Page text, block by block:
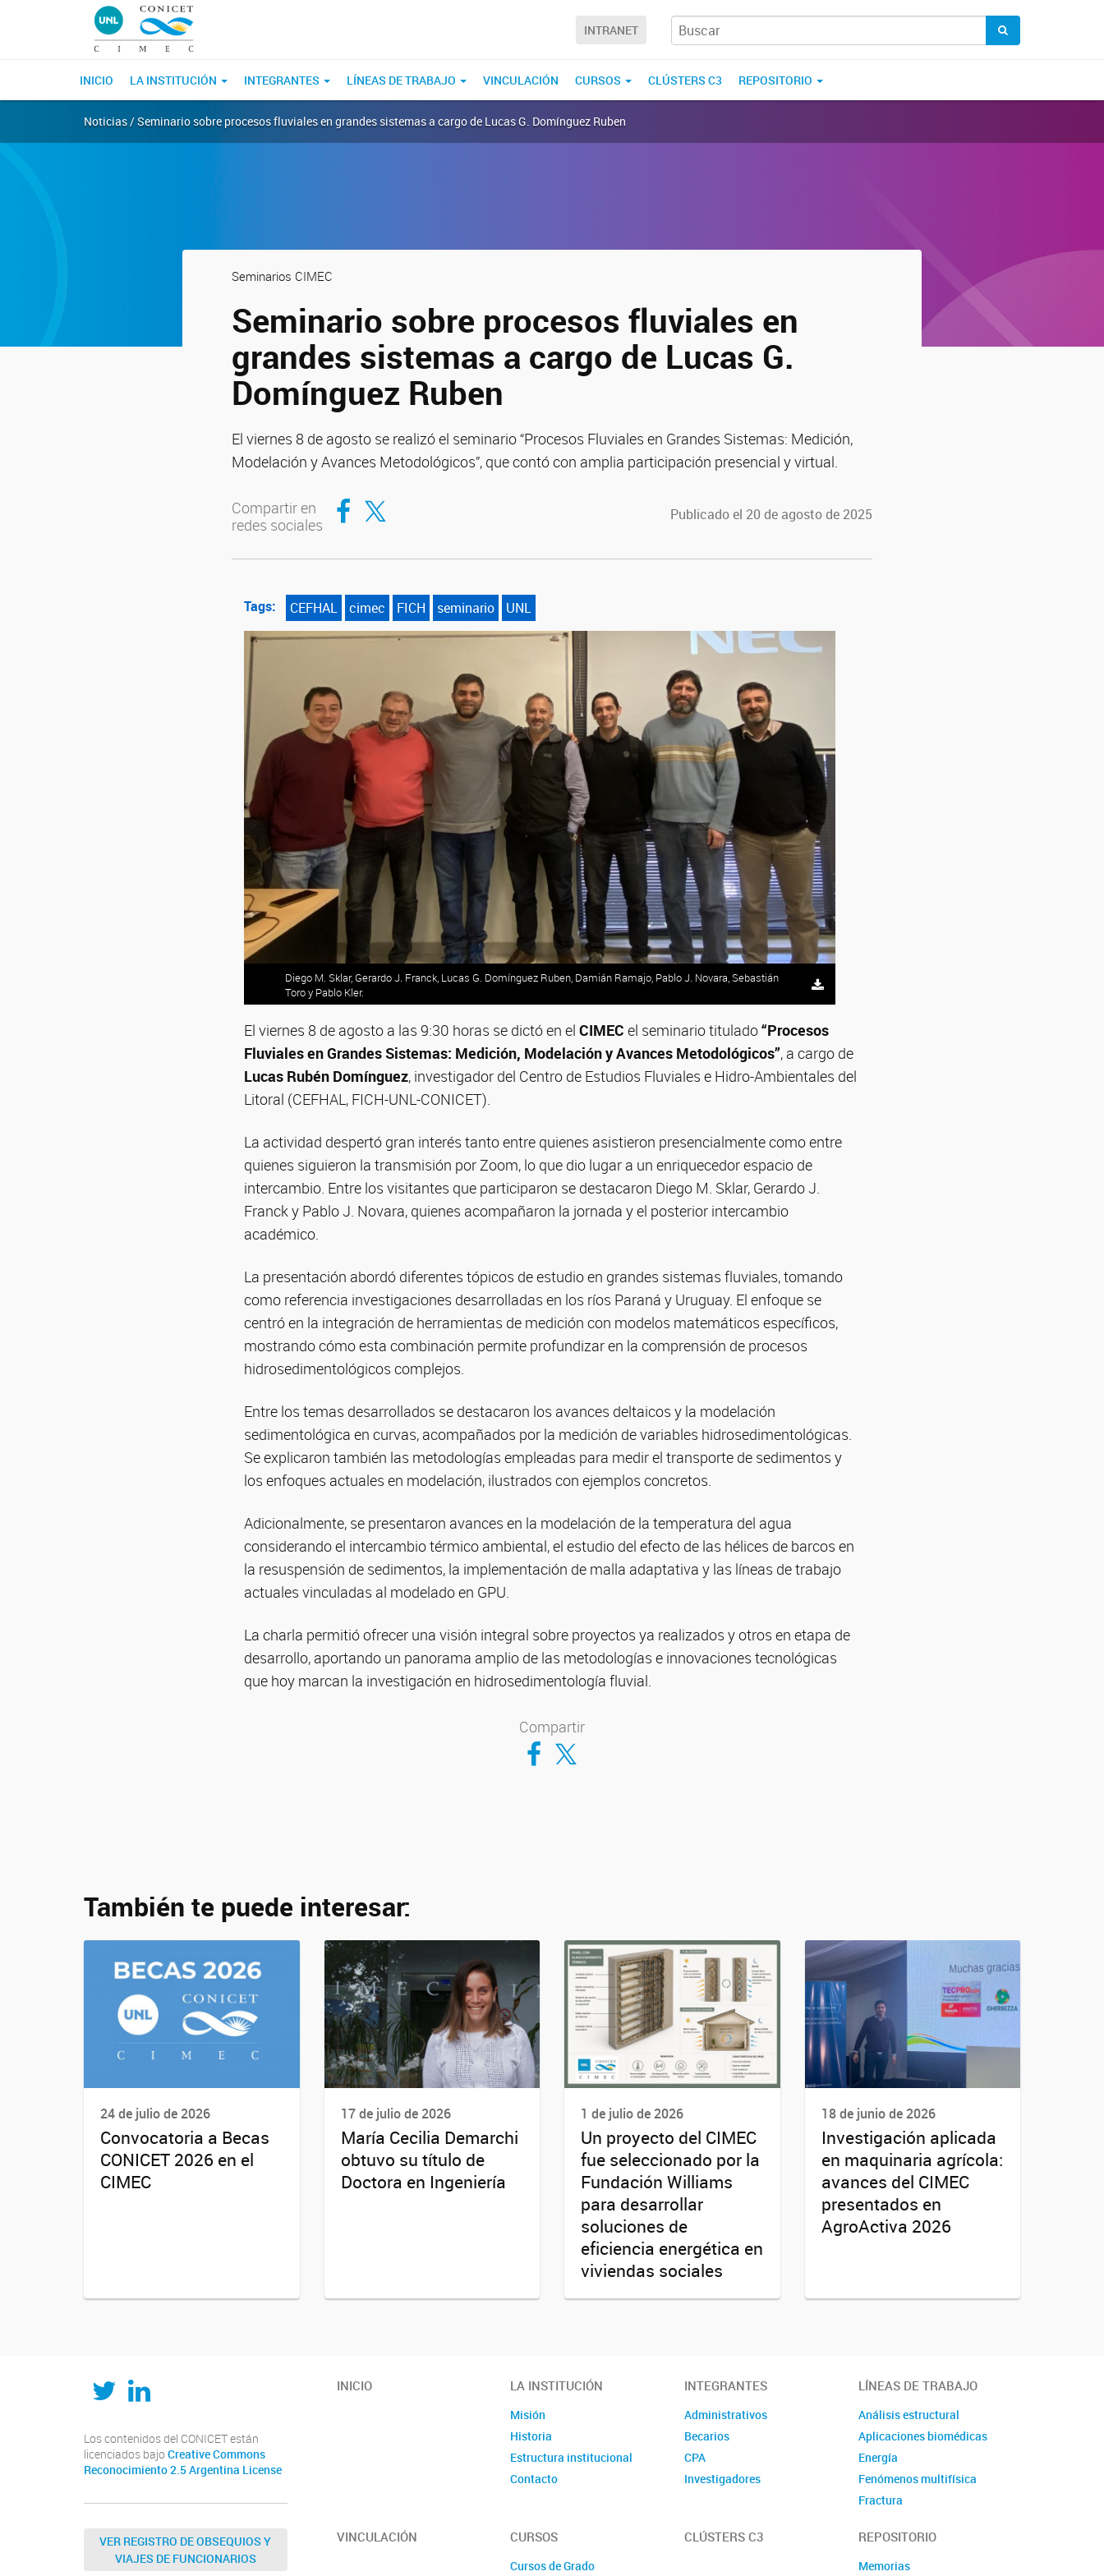
INTRANET
INICIO LA INSTITUCIÓN INTEGRANTES LÍNEAS DE TRABAJO VINCULACIÓN CURSOS CLÚSTERS C3 REPOSITORIO
Noticias / Seminario sobre procesos fluviales en grandes sistemas a cargo de Lucas G. Domínguez Ruben
Seminarios CIMEC
Seminario sobre procesos fluviales en
grandes sistemas a cargo de Lucas G.
Domínguez Ruben
El viernes 8 de agosto se realizó el seminario “Procesos Fluviales en Grandes Sistemas: Medición,
Modelación y Avances Metodológicos”, que contó con amplia participación presencial y virtual.
Compartir en
redes sociales
Compartir en Facebook
Compartir en Twitter Publicado el 20 de agosto de 2025
Tags: CEFHAL cimec FICH seminario UNL
Diego M. Sklar, Gerardo J. Franck, Lucas G. Domínguez Ruben, Damián Ramajo, Pablo J. Novara, Sebastián
Toro y Pablo Kler.
El viernes 8 de agosto a las 9:30 horas se dictó en el CIMEC el seminario titulado“Procesos
Fluviales en Grandes Sistemas: Medición, Modelación y Avances Metodológicos”, a cargo de
Lucas Rubén Domínguez, investigador del Centro de Estudios Fluviales e Hidro-Ambientales del
Litoral (CEFHAL, FICH-UNL-CONICET).
La actividad despertó gran interés tanto entre quienes asistieron presencialmente como entre
quienes siguieron la transmisión por Zoom, lo que dio lugar a un enriquecedor espacio de
intercambio. Entre los visitantes que participaron se destacaron Diego M. Sklar, Gerardo J.
Franck y Pablo J. Novara, quienes acompañaron la jornada y el posterior intercambio
académico.
La presentación abordó diferentes tópicos de estudio en grandes sistemas fluviales, tomando
como referencia investigaciones desarrolladas en los ríos Paraná y Uruguay. El enfoque se
centró en la integración de herramientas de medición con modelos matemáticos específicos,
mostrando cómo esta combinación permite profundizar en la comprensión de procesos
hidrosedimentológicos complejos.
Entre los temas desarrollados se destacaron los avances deltaicos y la modelación
sedimentológica en curvas, acompañados por la medición de variables hidrosedimentológicas.
Se explicaron también las metodologías empleadas para medir el transporte de sedimentos y
los enfoques actuales en modelación, ilustrados con ejemplos concretos.
Adicionalmente, se presentaron avances en la modelación de la temperatura del agua
considerando el intercambio térmico ambiental, el estudio del efecto de las hélices de barcos en
la resuspensión de sedimentos, la implementación de malla adaptativa y las líneas de trabajo
actuales vinculadas al modelado en GPU.
La charla permitió ofrecer una visión integral sobre proyectos ya realizados y otros en etapa de
desarrollo, aportando un panorama amplio de las metodologías e innovaciones tecnológicas
que hoy marcan la investigación en hidrosedimentología fluvial.
Compartir
Compartir en Facebook
Compartir en Twitter
También te puede interesar:
24 de julio de 2026
Convocatoria a Becas
CONICET 2026 en el
CIMEC
17 de julio de 2026
María Cecilia Demarchi
obtuvo su título de
Doctora en Ingeniería
1 de julio de 2026
Un proyecto del CIMEC
fue seleccionado por la
Fundación Williams
para desarrollar
soluciones de
eficiencia energética en
viviendas sociales
18 de junio de 2026
Investigación aplicada
en maquinaria agrícola:
avances del CIMEC
presentados en
AgroActiva 2026
TwitterLinkedIn
Los contenidos del CONICET están
licenciados bajo Creative Commons
Reconocimiento 2.5 Argentina License
VER REGISTRO DE OBSEQUIOS Y
VIAJES DE FUNCIONARIOS
INICIO LA INSTITUCIÓN
Misión
Historia
Estructura institucional
Contacto
INTEGRANTES
Administrativos
Becarios
CPA
Investigadores
LÍNEAS DE TRABAJO
Análisis estructural
Aplicaciones biomédicas
Energía
Fenómenos multifísica
Fractura
Mecánica de fluidos
computacional
VINCULACIÓN CURSOS
Cursos de Grado
CLÚSTERS C3 REPOSITORIO
Memorias